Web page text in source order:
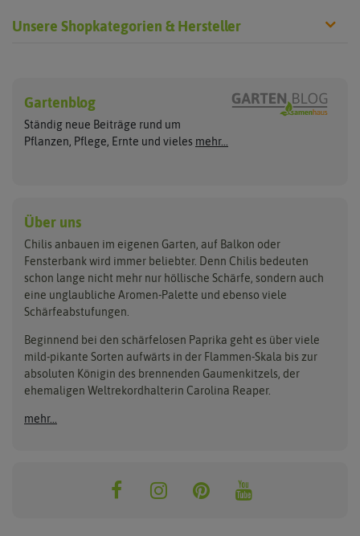
Unsere Shopkategorien & Hersteller
Wilde Sorten
Asiatische Sorten
Jalapenosamen
Habanerosamen
Asien Chilipflanzen
Habaneropflanzen
Jalapenopflanzen
Anzucht, Kultivierung
& Ernte
Pikieren
Auspflanzen
Überwintern
Arche Noah
ASB Greenworld
Buzzy Seeds
Carl Pabst
Clever Pots
COMPO
Culinaris - Saatgut für
De Bolster Bio-Samen
Gusta Garden
Hortitops
Jiffy
Ladbrooke Soil Blockers
Lehmann Natur
Nelson Garden
Quedlinburger Saatgut
Saflax
Samen Maier
Thompson & Morgan
Gartenblog
Ständig neue Beiträge rund um
Pflanzen, Pflege, Ernte und vieles mehr...
Über uns
Chilis anbauen im eigenen Garten, auf Balkon oder
Fensterbank wird immer beliebter. Denn Chilis bedeuten
schon lange nicht mehr nur höllische Schärfe, sondern auch
eine unglaubliche Aromen-Palette und ebenso viele
Schärfeabstufungen.
Beginnend bei den schärfelosen Paprika geht es über viele
mild-pikante Sorten aufwärts in der Flammen-Skala bis zur
absoluten Königin des brennenden Gaumenkitzels, der
ehemaligen Weltrekordhalterin Carolina Reaper.
mehr...